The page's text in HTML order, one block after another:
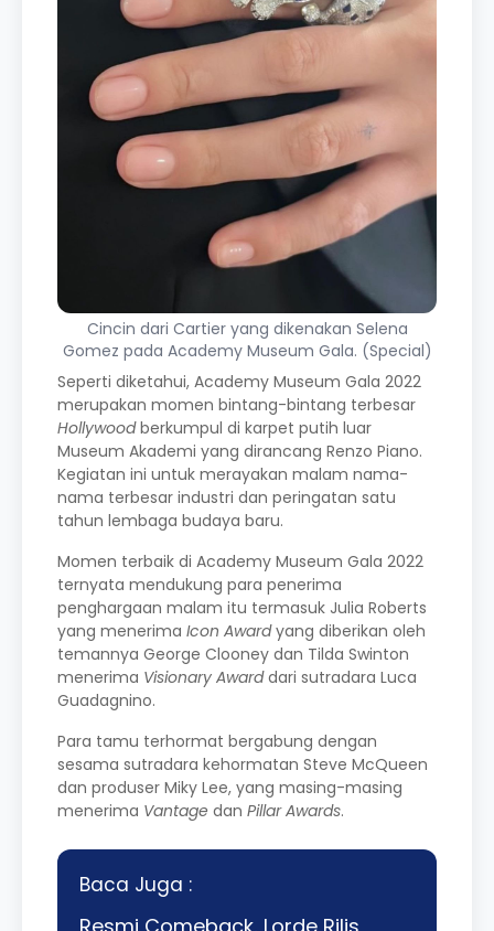
Cincin dari Cartier yang dikenakan Selena
Gomez pada Academy Museum Gala. (Special)
Seperti diketahui, Academy Museum Gala 2022
merupakan momen bintang-bintang terbesar
Hollywoodberkumpul di karpet putih luar
Museum Akademi yang dirancang Renzo Piano.
Kegiatan ini untuk merayakan malam nama-
nama terbesar industri dan peringatan satu
tahun lembaga budaya baru.
Momen terbaik di Academy Museum Gala 2022
ternyata mendukung para penerima
penghargaan malam itu termasuk Julia Roberts
yang menerima Icon Awardyang diberikan oleh
temannya George Clooney dan Tilda Swinton
menerima Visionary Awarddari sutradara Luca
Guadagnino.
Para tamu terhormat bergabung dengan
sesama sutradara kehormatan Steve McQueen
dan produser Miky Lee, yang masing-masing
menerima Vantage dan Pillar Awards.
Baca Juga :